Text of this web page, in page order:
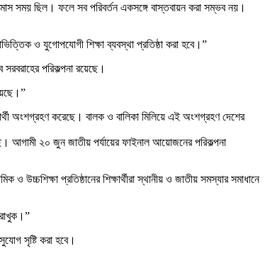
সময় ছিল। ফলে সব পরিবর্তন একসঙ্গে বাস্তবায়ন করা সম্ভব নয়।
ও যুগোপযোগী শিক্ষা ব্যবস্থা প্রতিষ্ঠা করা হবে।”
পরিকল্পনা রয়েছে।
অংশগ্রহণ করেছে। বালক ও বালিকা মিলিয়ে এই অংশগ্রহণ দেশের
আগামী ২০ জুন জাতীয় পর্যায়ের ফাইনাল আয়োজনের পরিকল্পনা
উচ্চশিক্ষা প্রতিষ্ঠানের শিক্ষার্থীরা স্থানীয় ও জাতীয় সমস্যার সমাধানে
সৃষ্টি করা হবে।